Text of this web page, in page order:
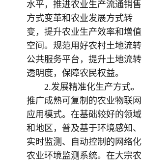
水平，推进农业生产流通销售
方式变革和农业发展方式转
变，提升农业生产效率和增值
空间。规范用好农村土地流转
公共服务平台，提升土地流转
透明度，保障农民权益。
2.发展精准化生产方式。
推广成熟可复制的农业物联网
应用模式。在基础较好的领域
和地区，普及基于环境感知、
实时监测、自动控制的网络化
农业环境监测系统。在大宗农